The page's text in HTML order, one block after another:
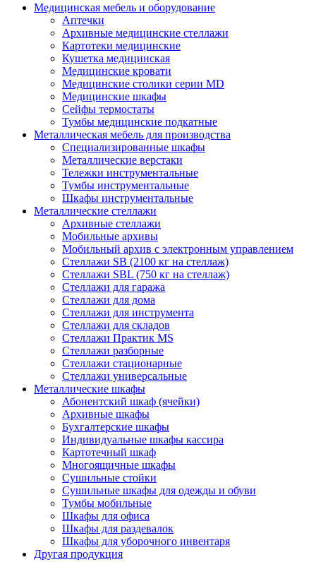
Медицинская мебель и оборудование
Аптечки
Архивные медицинские стеллажи
Картотеки медицинские
Кушетка медицинская
Медицинские кровати
Медицинские столики серии MD
Медицинские шкафы
Сейфы термостаты
Тумбы медицинские подкатные
Металлическая мебель для производства
Cпециализированные шкафы
Металлические верстаки
Тележки инструментальные
Тумбы инструментальные
Шкафы инструментальные
Металлические стеллажи
Архивные стеллажи
Мобильные архивы
Мобильный архив с электронным управлением
Стеллажи SB (2100 кг на стеллаж)
Стеллажи SBL (750 кг на стеллаж)
Стеллажи для гаража
Стеллажи для дома
Стеллажи для инструмента
Стеллажи для складов
Стеллажи Практик MS
Стеллажи разборные
Стеллажи стационарные
Стеллажи универсальные
Металлические шкафы
Абонентский шкаф (ячейки)
Архивные шкафы
Бухгалтерские шкафы
Индивидуальные шкафы кассира
Картотечный шкаф
Многоящичные шкафы
Сушильные стойки
Сушильные шкафы для одежды и обуви
Тумбы мобильные
Шкафы для офиса
Шкафы для раздевалок
Шкафы для уборочного инвентаря
Другая продукция